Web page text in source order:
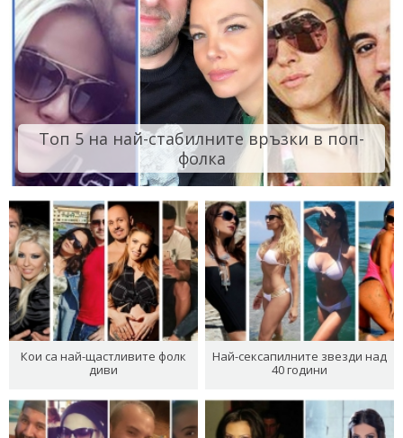
Топ 5 на най-стабилните връзки в поп-
фолка
Кои са най-щастливите фолк
диви
Най-сексапилните звезди над
40 години